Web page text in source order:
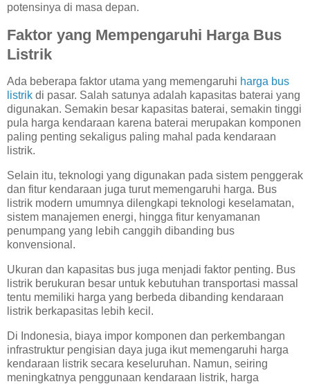
potensinya di masa depan.
Faktor yang Mempengaruhi Harga Bus
Listrik
Ada beberapa faktor utama yang memengaruhi harga bus
listrik di pasar. Salah satunya adalah kapasitas baterai yang
digunakan. Semakin besar kapasitas baterai, semakin tinggi
pula harga kendaraan karena baterai merupakan komponen
paling penting sekaligus paling mahal pada kendaraan
listrik.
Selain itu, teknologi yang digunakan pada sistem penggerak
dan fitur kendaraan juga turut memengaruhi harga. Bus
listrik modern umumnya dilengkapi teknologi keselamatan,
sistem manajemen energi, hingga fitur kenyamanan
penumpang yang lebih canggih dibanding bus
konvensional.
Ukuran dan kapasitas bus juga menjadi faktor penting. Bus
listrik berukuran besar untuk kebutuhan transportasi massal
tentu memiliki harga yang berbeda dibanding kendaraan
listrik berkapasitas lebih kecil.
Di Indonesia, biaya impor komponen dan perkembangan
infrastruktur pengisian daya juga ikut memengaruhi harga
kendaraan listrik secara keseluruhan. Namun, seiring
meningkatnya penggunaan kendaraan listrik, harga